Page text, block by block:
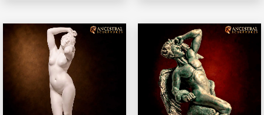
Rango
Este
producto
múltiples
variantes.
Rango
de
precios:
€72,00
hasta
€285,00
producto
tiene
múltiples
variantes.